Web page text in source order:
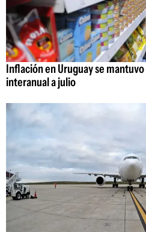
Inflación en Uruguay se
interanual a julio